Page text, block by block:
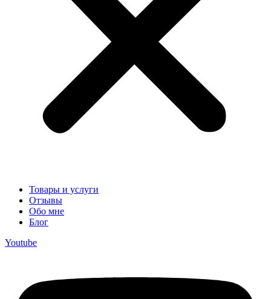
Товары и услуги
Отзывы
Обо мне
Блог
Youtube